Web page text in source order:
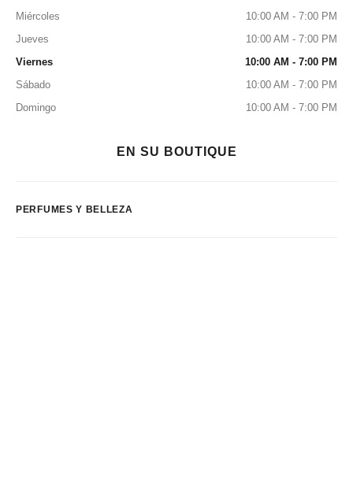
Miércoles
10:00 AM - 7:00 PM
Jueves
10:00 AM - 7:00 PM
Viernes
10:00 AM - 7:00 PM
Sábado
10:00 AM - 7:00 PM
Domingo
10:00 AM - 7:00 PM
EN SU BOUTIQUE
PERFUMES Y BELLEZA